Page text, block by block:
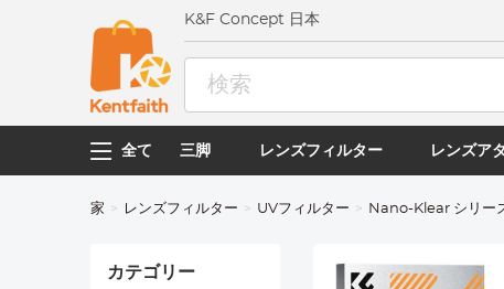
K&F Concept 日本
全て 三脚 レンズフィルター レンズア
家 レンズフィルター UVフィルター Nano-Klear シリー
カテゴリー